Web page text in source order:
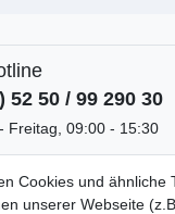
52 50 / 99 290 30
Freitag, 09:00 - 15:30
Cookies und
unserer Webseite